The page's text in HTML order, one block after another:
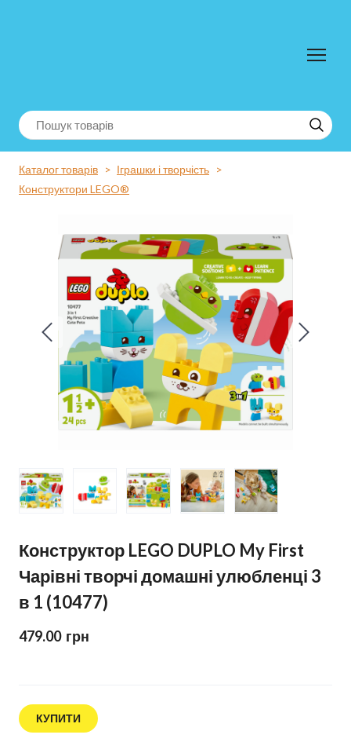
Каталог товарів
Іграшки і творчість
Конструктори LEGO®
Конструктор LEGO DUPLO My First
Чарівні творчі домашні улюбленці 3
в 1 (10477)
479.00  грн
КУПИТИ